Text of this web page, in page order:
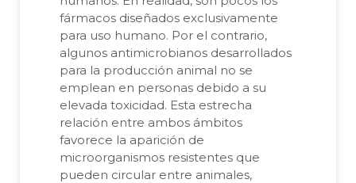
fármacos diseñados exclusivamente
para uso humano. Por el contrario,
algunos antimicrobianos desarrollados
para la producción animal no se
emplean en personas debido a su
elevada toxicidad. Esta estrecha
relación entre ambos ámbitos
favorece la aparición de
microorganismos resistentes que
pueden circular entre animales,